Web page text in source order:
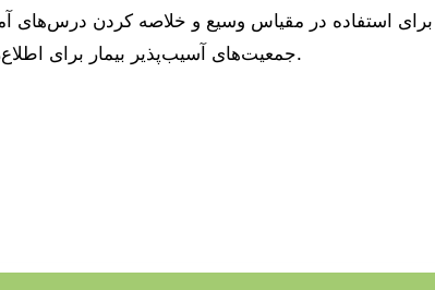
برای استفاده در مقیاس وسیع و خلاصه کردن درس‌های
جمعیت‌های آسیب‌پذیر بیمار برای اطلاع‌رسانی در مورد کاربرد گسترده‌تر است.